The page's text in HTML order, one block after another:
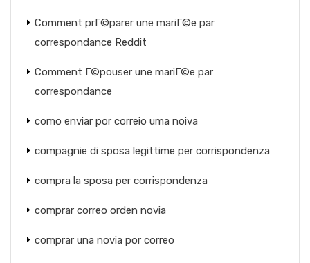
Comment prГ©parer une mariГ©e par
correspondance Reddit
Comment Г©pouser une mariГ©e par
correspondance
como enviar por correio uma noiva
compagnie di sposa legittime per corrispondenza
compra la sposa per corrispondenza
comprar correo orden novia
comprar una novia por correo